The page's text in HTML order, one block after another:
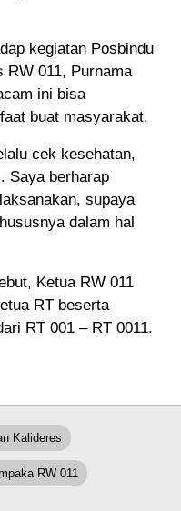
kegiatan Posbindu
RW 011, Purnama
ini bisa
buat masyarakat.
cek kesehatan,
Saya berharap
supaya
dalam hal
Ketua RW 011
RT beserta
RT 001 – RT 0011.
Kalideres
RW 011